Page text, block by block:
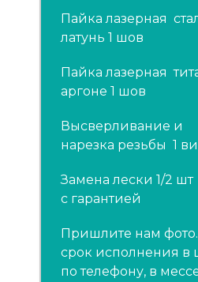
Пайка лазерная
латунь 1 шов
Пайка лазерная
аргоне 1 шов
Высверливание и
нарезка резьбы 1
Замена лески 1/2 шт
с гарантией
Пришлите нам фото.
срок исполнения в
по телефону, в